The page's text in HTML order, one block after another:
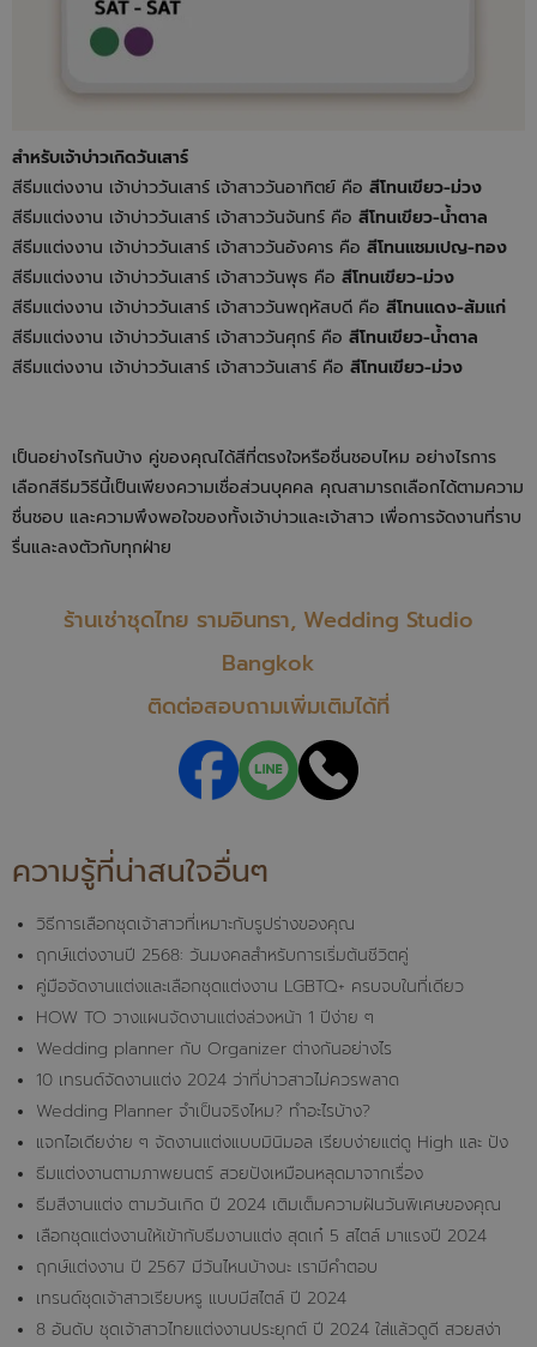
สำหรับเจ้าบ่าวเกิดวันเสาร์
สีธีมแต่งงาน เจ้าบ่าววันเสาร์ เจ้าสาววันอาทิตย์ คือ สีโทนเขียว-ม่วง
สีธีมแต่งงาน เจ้าบ่าววันเสาร์ เจ้าสาววันจันทร์ คือ สีโทนเขียว-น้ำตาล
สีธีมแต่งงาน เจ้าบ่าววันเสาร์ เจ้าสาววันอังคาร คือ สีโทนแชมเปญ-ทอง
สีธีมแต่งงาน เจ้าบ่าววันเสาร์ เจ้าสาววันพุธ คือ สีโทนเขียว-ม่วง
สีธีมแต่งงาน เจ้าบ่าววันเสาร์ เจ้าสาววันพฤหัสบดี คือ สีโทนแดง-ส้มแก่
สีธีมแต่งงาน เจ้าบ่าววันเสาร์ เจ้าสาววันศุกร์ คือ สีโทนเขียว-น้ำตาล
สีธีมแต่งงาน เจ้าบ่าววันเสาร์ เจ้าสาววันเสาร์ คือ สีโทนเขียว-ม่วง
เป็นอย่างไรกันบ้าง คู่ของคุณได้สีที่ตรงใจหรือชื่นชอบไหม อย่างไรการ
เลือกสีธีมวิธีนี้เป็นเพียงความเชื่อส่วนบุคคล คุณสามารถเลือกได้ตามความ
ชื่นชอบ และความพึงพอใจของทั้งเจ้าบ่าวและเจ้าสาว เพื่อการจัดงานที่ราบ
รื่นและลงตัวกับทุกฝ่าย
ร้านเช่าชุดไทย รามอินทรา, Wedding Studio
Bangkok
ติดต่อสอบถามเพิ่มเติมได้ที่
ความรู้ที่น่าสนใจอื่นๆ
วิธีการเลือกชุดเจ้าสาวที่เหมาะกับรูปร่างของคุณ
ฤกษ์แต่งงานปี 2568: วันมงคลสำหรับการเริ่มต้นชีวิตคู่
คู่มือจัดงานแต่งและเลือกชุดแต่งงาน LGBTQ+ ครบจบในที่เดียว
HOW TO วางแผนจัดงานแต่งล่วงหน้า 1 ปีง่าย ๆ
Wedding planner กับ Organizer ต่างกันอย่างไร
10 เทรนด์จัดงานแต่ง 2024 ว่าที่บ่าวสาวไม่ควรพลาด
Wedding Planner จำเป็นจริงไหม? ทำอะไรบ้าง?
แจกไอเดียง่าย ๆ จัดงานแต่งแบบมินิมอล เรียบง่ายแต่ดู High และ ปัง
ธีมแต่งงานตามภาพยนตร์ สวยปังเหมือนหลุดมาจากเรื่อง
ธีมสีงานแต่ง ตามวันเกิด ปี 2024 เติมเต็มความฝันวันพิเศษของคุณ
เลือกชุดแต่งงานให้เข้ากับธีมงานแต่ง สุดเก๋ 5 สไตล์ มาแรงปี 2024
ฤกษ์แต่งงาน ปี 2567 มีวันไหนบ้างนะ เรามีคำตอบ
เทรนด์ชุดเจ้าสาวเรียบหรู แบบมีสไตล์ ปี 2024
8 อันดับ ชุดเจ้าสาวไทยแต่งงานประยุกต์ ปี 2024 ใส่แล้วดูดี สวยสง่า